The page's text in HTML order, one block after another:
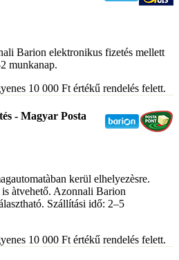
Barion elektronikus fizetés mellett
munkanap.
10 000 Ft értékű rendelés felett.
- Magyar Posta
kerül elhelyezèsre.
àtvehető. Azonnali Barion
Szállítási idő: 2–5
10 000 Ft értékű rendelés felett.